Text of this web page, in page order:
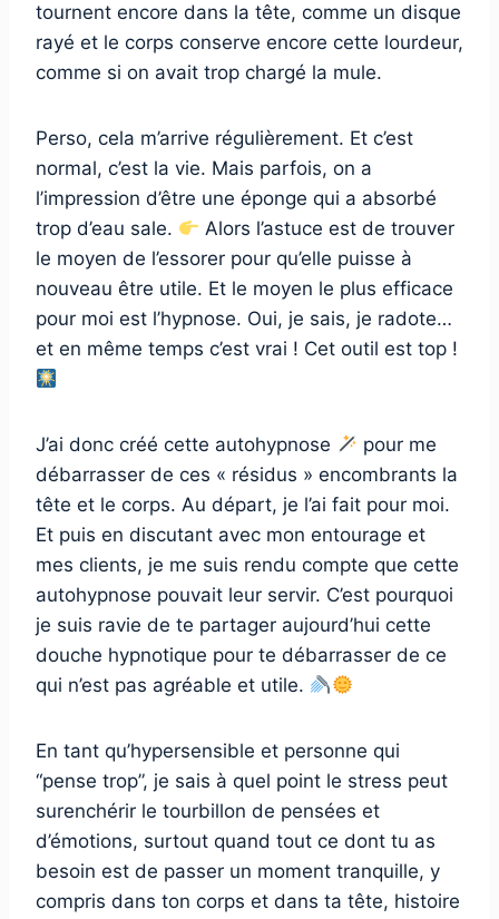
tournent encore dans la tête, comme un disque
rayé et le corps conserve encore cette lourdeur,
comme si on avait trop chargé la mule.
Perso, cela m’arrive régulièrement. Et c’est
normal, c’est la vie. Mais parfois, on a
l’impression d’être une éponge qui a absorbé
trop d’eau sale.
Alors l’astuce est de trouver
le moyen de l’essorer pour qu’elle puisse à
nouveau être utile. Et le moyen le plus efficace
pour moi est l’hypnose. Oui, je sais, je radote…
et en même temps c’est vrai ! Cet outil est top !
J’ai donc créé cette autohypnose
pour me
débarrasser de ces « résidus » encombrants la
tête et le corps. Au départ, je l’ai fait pour moi.
Et puis en discutant avec mon entourage et
mes clients, je me suis rendu compte que cette
autohypnose pouvait leur servir. C’est pourquoi
je suis ravie de te partager aujourd’hui cette
douche hypnotique pour te débarrasser de ce
qui n’est pas agréable et utile.
En tant qu’hypersensible et personne qui
“pense trop”, je sais à quel point le stress peut
surenchérir le tourbillon de pensées et
d’émotions, surtout quand tout ce dont tu as
besoin est de passer un moment tranquille, y
compris dans ton corps et dans ta tête, histoire